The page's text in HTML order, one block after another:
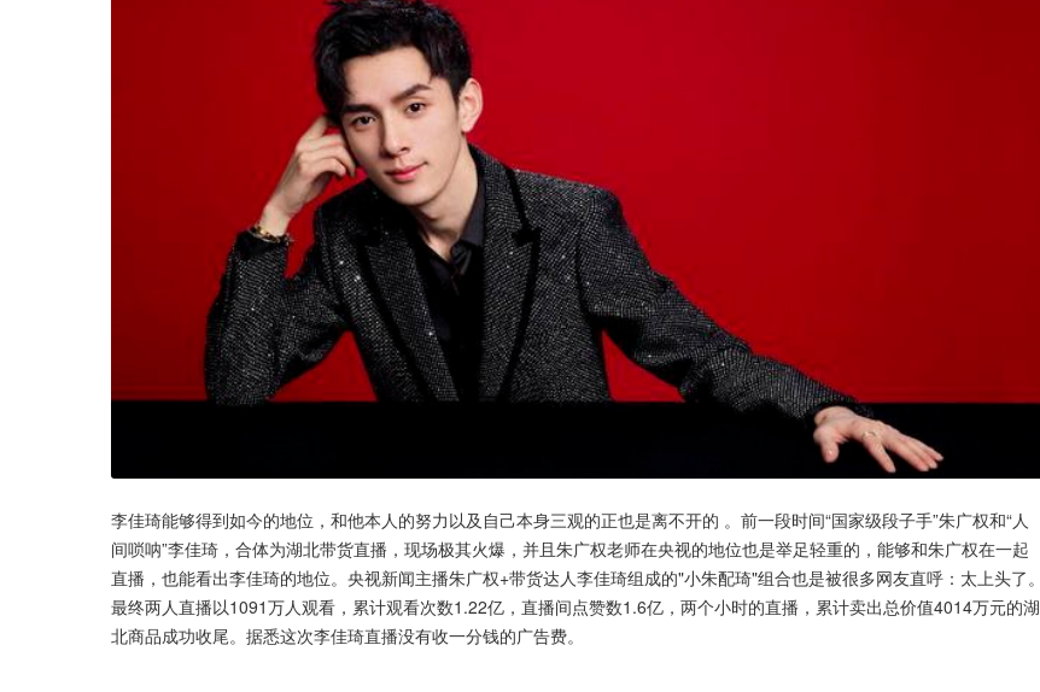
李佳琦能够得到如今的地位，和他本人的努力以及自己本身三观的正也是离不开的 。前一段时间“国家级段子手”朱广权和“人
间唢呐”李佳琦，合体为湖北带货直播，现场极其火爆，并且朱广权老师在央视的地位也是举足轻重的，能够和朱广权在一起
直播，也能看出李佳琦的地位。央视新闻主播朱广权+带货达人李佳琦组成的"小朱配琦"组合也是被很多网友直呼：太上头了。
最终两人直播以1091万人观看，累计观看次数1.22亿，直播间点赞数1.6亿，两个小时的直播，累计卖出总价值4014万元的湖
北商品成功收尾。据悉这次李佳琦直播没有收一分钱的广告费。